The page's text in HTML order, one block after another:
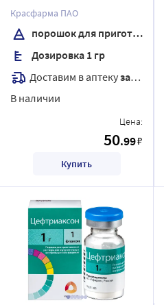
приготовления раствора
для внутривенного и
внутримышечного
введения флакон
Красфарма ПАО
порошок для приготовления раствора для внутривенного и внутримышечного введения
Дозировка 1 гр
Доставим в аптекузавтра
В наличии
Цена:
50.99₽
Купить